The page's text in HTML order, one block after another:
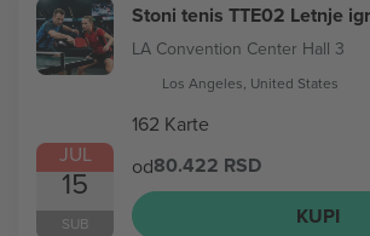
JUL
15
SUB
Stoni tenis TTE02 Letnje
LA Convention Center Hall 3
Los Angeles, United States
162 Karte
od80.422 RSD
KUPI